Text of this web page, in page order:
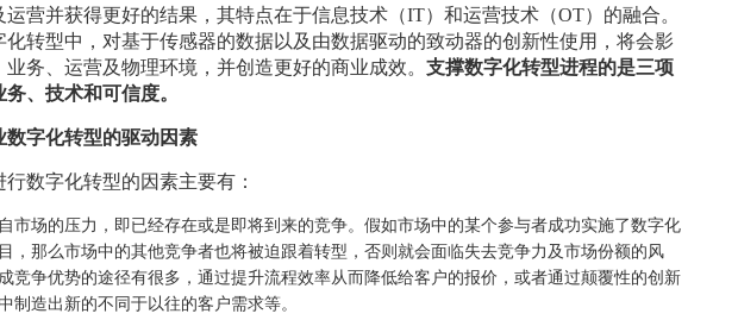
运营并获得更好的结果，其特点在于信息技术（IT）和运营技术（OT）的融合。
化转型中，对基于传感器的数据以及由数据驱动的致动器的创新性使用，将会影
业务、运营及物理环境，并创造更好的商业成效。 支撑数字化转型进程的是三项
、技术和可信度。
数字化转型的驱动因素
数字化转型的因素主要有：
市场的压力，即已经存在或是即将到来的竞争。假如市场中的某个参与者成功实施了数字化
，那么市场中的其他竞争者也将被迫跟着转型，否则就会面临失去竞争力及市场份额的风
竞争优势的途径有很多，通过提升流程效率从而降低给客户的报价，或者通过颠覆性的创新
制造出新的不同于以往的客户需求等。